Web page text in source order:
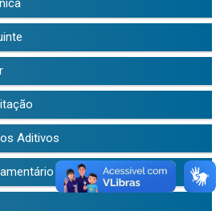
Aditivos
(LDO, LOA, PPA)